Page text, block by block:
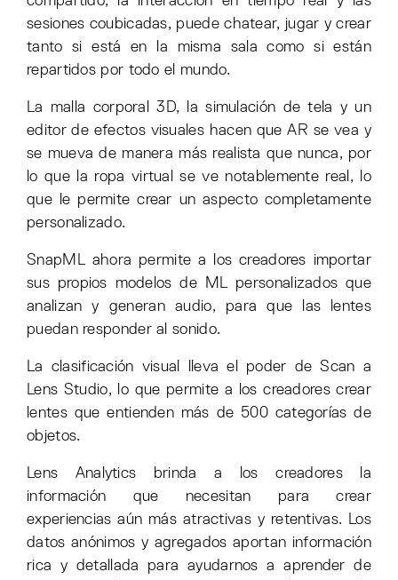
sesiones coubicadas, puede chatear, jugar y crear
tanto si está en la misma sala como si están
repartidos por todo el mundo.
La malla corporal 3D, la simulación de tela y un
editor de efectos visuales hacen que AR se vea y
se mueva de manera más realista que nunca, por
lo que la ropa virtual se ve notablemente real, lo
que le permite crear un aspecto completamente
personalizado.
SnapML ahora permite a los creadores importar
sus propios modelos de ML personalizados que
analizan y generan audio, para que las lentes
puedan responder al sonido.
La clasificación visual lleva el poder de Scan a
Lens Studio, lo que permite a los creadores crear
lentes que entienden más de 500 categorías de
objetos.
Lens Analytics brinda a los creadores la
información que necesitan para crear
experiencias aún más atractivas y retentivas. Los
datos anónimos y agregados aportan información
rica y detallada para ayudarnos a aprender de